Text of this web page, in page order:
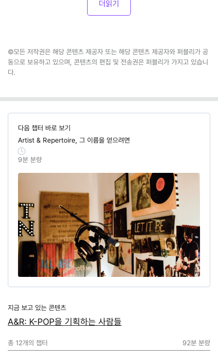
더읽기
©모든 저작권은 해당 콘텐츠 제공자 또는 해당 콘텐츠 제공자와 퍼블리가 공
동으로 보유하고 있으며, 콘텐츠의 편집 및 전송권은 퍼블리가 가지고 있습니
다.
다음 챕터 바로 보기
Artist & Repertoire, 그 이름을 얻으려면
9분 분량
지금 보고 있는 콘텐츠
A&R: K-POP을 기획하는 사람들
총 12개의 챕터 92분 분량